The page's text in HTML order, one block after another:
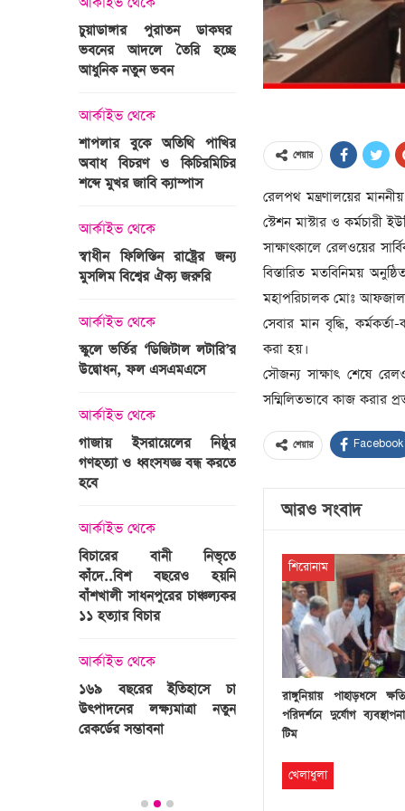
শেয়ার
রেলপথ মন্ত্রণালয়ের
স্টেশন মাস্টার ও কর্মচারী
সাক্ষাৎকালে রেলওয়ের
বিস্তারিত মতবিনিময়
মহাপরিচালক মোঃ আফজাল
সেবার মান বৃদ্ধি,
করা হয়।
সৌজন্য সাক্ষাৎ শেষে
সম্মিলিতভাবে কাজ করার
শেয়ার Facebook
আরও সংবাদ
শিরোনাম
রাঙ্গুনিয়ায় পাহাড়ধসে
পরিদর্শনে দুর্যোগ
টিম
খেলাধুলা
চুয়াডাঙ্গার পুরাতন ডাকঘর
ভবনের আদলে তৈরি হচ্ছে
আধুনিক নতুন ভবন
আর্কাইভ থেকে
শাপলার বুকে অতিথি পাখির
অবাধ বিচরণ ও কিচিরমিচির
শব্দে মুখর জাবি ক্যাম্পাস
আর্কাইভ থেকে
স্বাধীন ফিলিস্তিন রাষ্ট্রের জন্য
মুসলিম বিশ্বের ঐক্য জরুরি
আর্কাইভ থেকে
স্কুলে ভর্তির ‘ডিজিটাল লটারি’র
উদ্বোধন, ফল এসএমএসে
আর্কাইভ থেকে
গাজায় ইসরায়েলের নিষ্ঠুর
গণহত্যা ও ধ্বংসযজ্ঞ বন্ধ করতে
হবে
আর্কাইভ থেকে
বিচারের বানী নিভৃতে
কাঁদে..বিশ বছরেও হয়নি
বাঁশখালী সাধনপুরের চাঞ্চল্যকর
১১ হত্যার বিচার
আর্কাইভ থেকে
১৬৯ বছরের ইতিহাসে চা
উৎপাদনের লক্ষ্যমাত্রা নতুন
রেকর্ডের সম্ভাবনা
অপরাধ
গুলশান হলি আর্টিজান
মামলা : হাইকোর্টের রায় আজ
অজ্ঞাত বন্দুকধারীর
মাওলানা তারেক
আন্তর্জাতিক
বিশ্বকাপ ইাতহাসে
আরেকটি রেকর্ড
আর্কাইভ থেকে
টানেল উদ্বোধন :
জনসভায় যোগ দিচ্ছেন
নেতাকর্মীরা
আর্কাইভ থেকে
ভারতজুড়ে চলছে
প্রচারণা
আর্কাইভ থেকে
স্বামীকে বেঁধে স্ত্রীকে
ধর্ষককে পুলিশে দিল মা-বাবা
আর্কাইভ থেকে
প্রস্তুত গাবতলীর হাট